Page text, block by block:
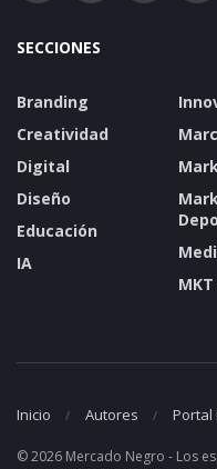
SECCIONES
Branding
Creatividad
Digital
Diseño
Educación
IA
Inicio Autores Portal
© 2026 Mercado Negro - Los